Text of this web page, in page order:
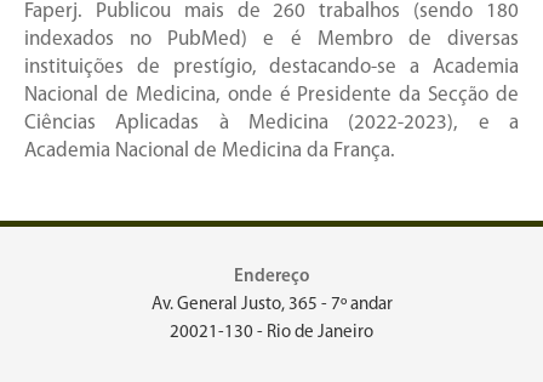
Faperj. Publicou mais de 260 trabalhos (sendo 180
indexados no PubMed) e é Membro de diversas
instituições de prestígio, destacando-se a Academia
Nacional de Medicina, onde é Presidente da Secção de
Ciências Aplicadas à Medicina (2022-2023), e a
Academia Nacional de Medicina da França.
Endereço
Av. General Justo, 365 - 7º andar
20021-130 - Rio de Janeiro